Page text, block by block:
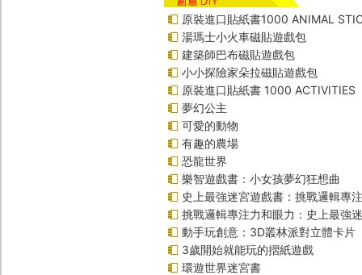
原裝進口貼紙書1000 ANIMAL
湯瑪士小火車磁貼遊戲包
建築師巴布磁貼遊戲包
小小探險家朵拉磁貼遊戲包
原裝進口貼紙書 1000 ACTIVITIES
夢幻公主
可愛的動物
有趣的農場
恐龍世界
樂智遊戲書：小女孩夢幻狂想曲
史上最強迷宮遊戲書：挑戰邏輯專
挑戰邏輯專注力和眼力：史上最強
動手玩創意：3D叢林派對立體卡片
3歲開始就能玩的摺紙遊戲
環遊世界迷宮書